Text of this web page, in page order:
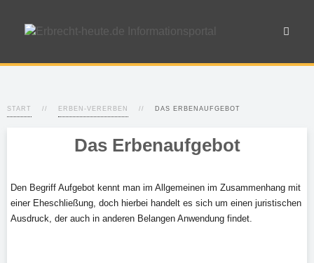
START ERBEN-VERERBEN DAS ERBENAUFGEBOT
Das Erbenaufgebot
Den Begriff Aufgebot kennt man im Allgemeinen im Zusammenhang mit
einer Eheschließung, doch hierbei handelt es sich um einen juristischen
Ausdruck, der auch in anderen Belangen Anwendung findet.